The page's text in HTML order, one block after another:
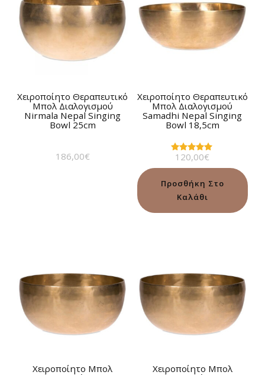
Χειροποίητο Θεραπευτικό
Μπολ Διαλογισμού
Nirmala Nepal Singing
Bowl 25cm
186,00€
Χειροποίητο Θεραπευτικό
Μπολ Διαλογισμού
Samadhi Nepal Singing
Bowl 18,5cm
Βαθμολογήθηκε
από 5
120,00€
Προσθήκη Στο
Καλάθι
Χειροποίητο Μπολ
Χειροποίητο Μπολ